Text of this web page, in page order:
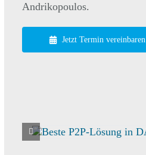
Andrikopoulos.
Jetzt Termin vereinbaren